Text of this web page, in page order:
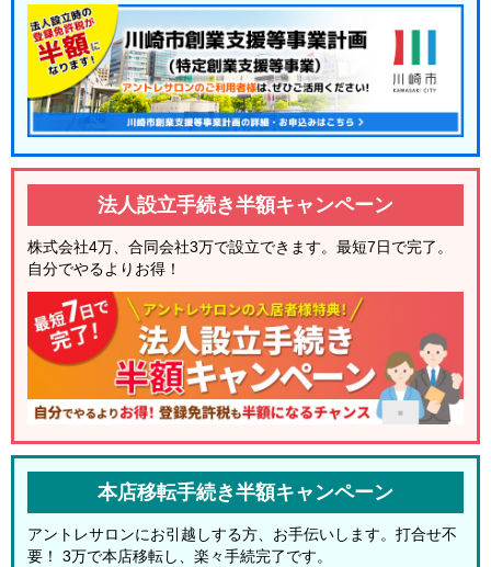
法人設立手続き半額キャンペーン
株式会社4万、合同会社3万で設立できます。最短7日で完了。
自分でやるよりお得！
本店移転手続き半額キャンペーン
アントレサロンにお引越しする方、お手伝いします。 打合せ不
要！ 3万で本店移転し、楽々手続完了です。